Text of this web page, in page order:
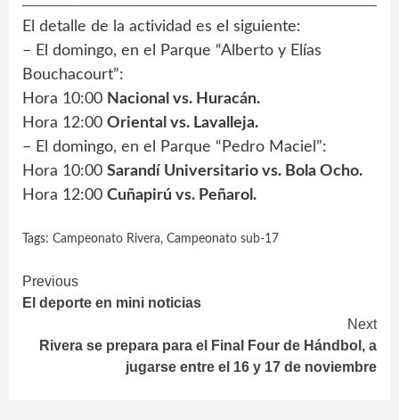
El detalle de la actividad es el siguiente:
– El domingo, en el Parque “Alberto y Elías
Bouchacourt”:
Hora 10:00 Nacional vs. Huracán.
Hora 12:00 Oriental vs. Lavalleja.
– El domingo, en el Parque “Pedro Maciel”:
Hora 10:00 Sarandí Universitario vs. Bola Ocho.
Hora 12:00 Cuñapirú vs. Peñarol.
Tags: Campeonato Rivera, Campeonato sub-17
Continue
Reading
Previous
El deporte en mini noticias
Next
Rivera se prepara para el Final Four de Hándbol, a
jugarse entre el 16 y 17 de noviembre